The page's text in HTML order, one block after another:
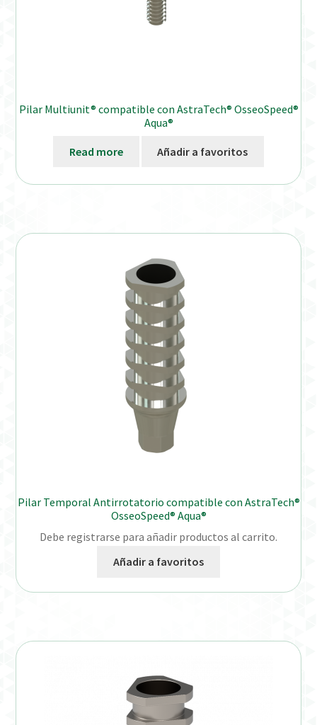
Pilar Multiunit® compatible con AstraTech® OsseoSpeed®
Aqua®
Read more Añadir a favoritos
Pilar Temporal Antirrotatorio compatible con AstraTech®
OsseoSpeed® Aqua®
Debe registrarse para añadir productos al carrito.
Añadir a favoritos